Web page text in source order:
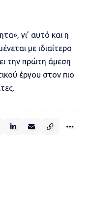
γι’ αυτό και η
με ιδιαίτερο
την πρώτη άμεση
έργου στον πιο